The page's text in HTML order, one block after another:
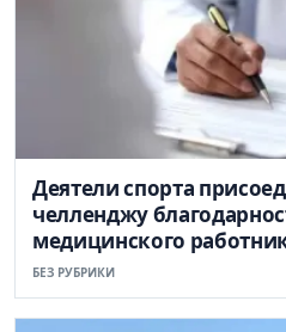
Деятели спорта
челленджу
медицинского
БЕЗ РУБРИКИ